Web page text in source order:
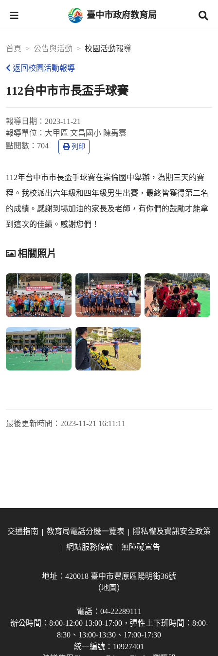
臺中市政府教育局
首頁 公告與活動 校園活動報導
返回校園活動報導
112台中市市長盃手球賽
報導日期： 2023-11-21
報導單位： 大甲區 文昌國小 陳禹寰
點閱數： 704 列印
112年台中市市長盃手球賽在崇倫國中舉辦，為期三天的賽
程。我校派出六年級和四年級男生出賽，最終皆獲得第二名
的成績。感謝到場加油的家長及老師，有你們的鼓勵才能拿
到這次的佳績。感謝您們！
相關照片
最後更新時間： 2023-11-21 16:11:11
交通指南 教育局電話分機一覽表
隱私權及資訊安全政策
網站服務條款
無障礙宣告
地址：420018 臺中市豐原區陽明街36號
（地圖）
電話：04-22289111
辦公時間：8:00-12:00 13:00-17:00，彈性上下班時間：8:00-
8:30、13:00-13:30、17:00-17:30
統一編號：10927401